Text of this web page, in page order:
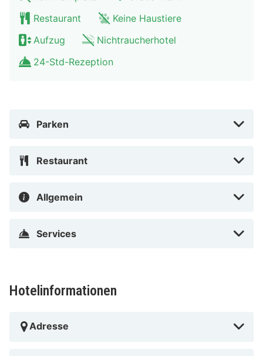
Austria Trend Hotel beim Theresianum lockt mit einem
Aufenthalt im Herzen von Wien, nur eine 5-minütige
Fahrt von Schloss Belvedere und Wiener
In Wien (Wieden)
Restaurant
Keine Haustiere
Aufzug
Nichtraucherhotel
24-Std-Rezeption
Parken
Restaurant
Allgemein
Services
Hotelinformationen
Adresse